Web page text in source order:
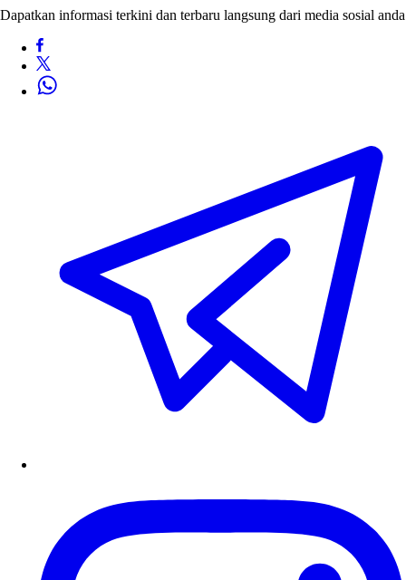
Dapatkan informasi terkini dan terbaru langsung dari media sosial anda